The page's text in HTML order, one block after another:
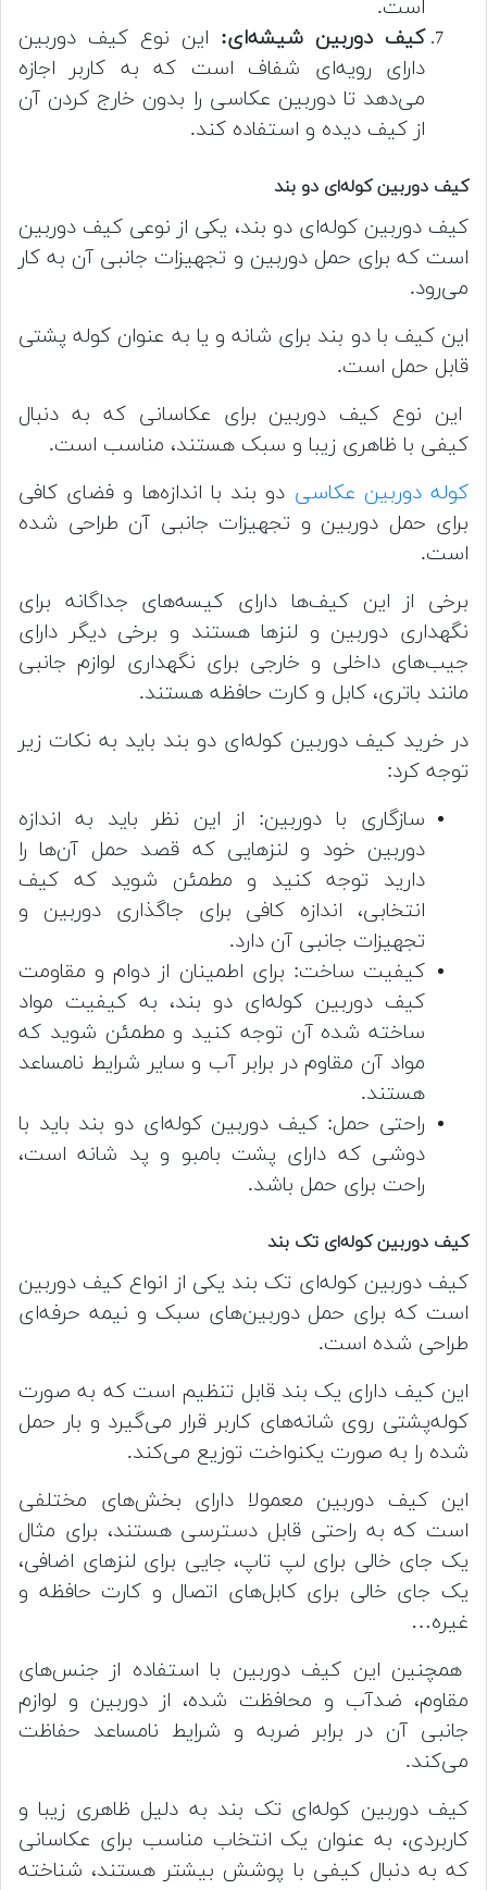
است.
کیف دوربین شیشه‌ای: این نوع کیف دوربین
دارای رویه‌ای شفاف است که به کاربر اجازه
می‌دهد تا دوربین عکاسی را بدون خارج کردن آن
از کیف دیده و استفاده کند.
کیف دوربین کوله‌ای دو بند
کیف دوربین کوله‌ای دو بند، یکی از نوعی کیف دوربین
است که برای حمل دوربین و تجهیزات جانبی آن به کار
می‌رود.
این کیف با دو بند برای شانه و یا به عنوان کوله پشتی
قابل حمل است.
این نوع کیف دوربین برای عکاسانی که به دنبال
کیفی با ظاهری زیبا و سبک هستند، مناسب است.
کوله دوربین عکاسی دو بند با اندازه‌ها و فضای کافی
برای حمل دوربین و تجهیزات جانبی آن طراحی شده
است.
برخی از این کیف‌ها دارای کیسه‌های جداگانه برای
نگهداری دوربین و لنزها هستند و برخی دیگر دارای
جیب‌های داخلی و خارجی برای نگهداری لوازم جانبی
مانند باتری، کابل و کارت حافظه هستند.
در خرید کیف دوربین کوله‌ای دو بند باید به نکات زیر
توجه کرد:
سازگاری با دوربین: از این نظر باید به اندازه
دوربین خود و لنزهایی که قصد حمل آن‌ها را
دارید توجه کنید و مطمئن شوید که کیف
انتخابی، اندازه کافی برای جاگذاری دوربین و
تجهیزات جانبی آن دارد.
کیفیت ساخت: برای اطمینان از دوام و مقاومت
کیف دوربین کوله‌ای دو بند، به کیفیت مواد
ساخته شده آن توجه کنید و مطمئن شوید که
مواد آن مقاوم در برابر آب و سایر شرایط نامساعد
هستند.
راحتی حمل: کیف دوربین کوله‌ای دو بند باید با
دوشی که دارای پشت بامبو و پد شانه است،
راحت برای حمل باشد.
کیف دوربین کوله‌ای تک بند
کیف دوربین کوله‌ای تک بند یکی از انواع کیف دوربین
است که برای حمل دوربین‌های سبک و نیمه حرفه‌ای
طراحی شده است.
این کیف دارای یک بند قابل تنظیم است که به صورت
کوله‌پشتی روی شانه‌های کاربر قرار می‌گیرد و بار حمل
شده را به صورت یکنواخت توزیع می‌کند.
این کیف دوربین معمولا دارای بخش‌های مختلفی
است که به راحتی قابل دسترسی هستند، برای مثال
یک جای خالی برای لپ تاپ، جایی برای لنزهای اضافی،
یک جای خالی برای کابل‌های اتصال و کارت حافظه و
غیره…
همچنین این کیف دوربین با استفاده از جنس‌های
مقاوم، ضدآب و محافظت شده، از دوربین و لوازم
جانبی آن در برابر ضربه و شرایط نامساعد حفاظت
می‌کند.
کیف دوربین کوله‌ای تک بند به دلیل ظاهری زیبا و
کاربردی، به عنوان یک انتخاب مناسب برای عکاسانی
که به دنبال کیفی با پوشش بیشتر هستند، شناخته